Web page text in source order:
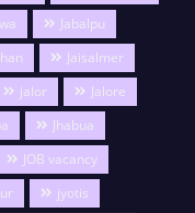
Jabalpu
Jaisalmer
jalor
Jalore
Jhabua
JOB vacancy
jyotis